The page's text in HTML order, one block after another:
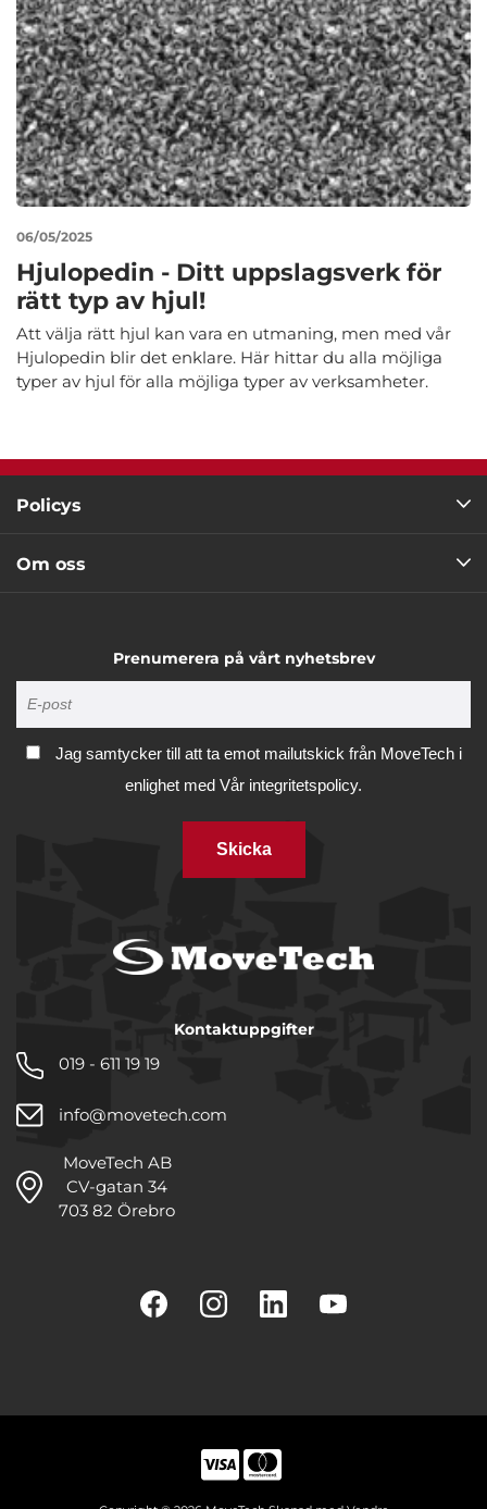
06/05/2025
Hjulopedin - Ditt uppslagsverk för
rätt typ av hjul!
Att välja rätt hjul kan vara en utmaning, men med vår
Hjulopedin blir det enklare. Här hittar du alla möjliga
typer av hjul för alla möjliga typer av verksamheter.
Policys
Om oss
Prenumerera på vårt nyhetsbrev
Jag samtycker till att ta emot mailutskick från MoveTech i
enlighet med Vår integritetspolicy.
Skicka
Kontaktuppgifter
019 - 611 19 19
info@movetech.com
MoveTech AB
CV-gatan 34
703 82 Örebro